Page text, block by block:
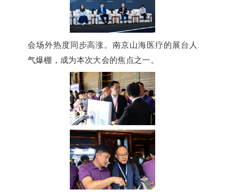
会场外热度同步高涨。南京山海医疗的展台人
气爆棚，成为本次大会的焦点之一。